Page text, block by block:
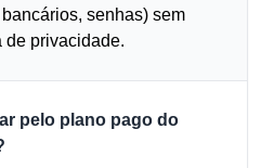
senhas) sem
de privacidade.
pelo plano pago do